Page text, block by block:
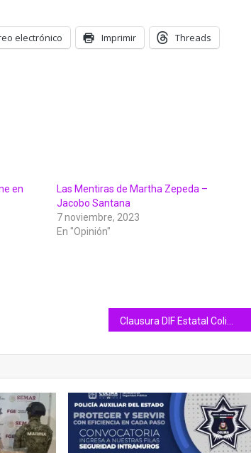
electrónico Imprimir Threads
en
Las Mentiras de Martha Zepeda –
Jacobo Santana
7 noviembre, 2023
En "Opinión"